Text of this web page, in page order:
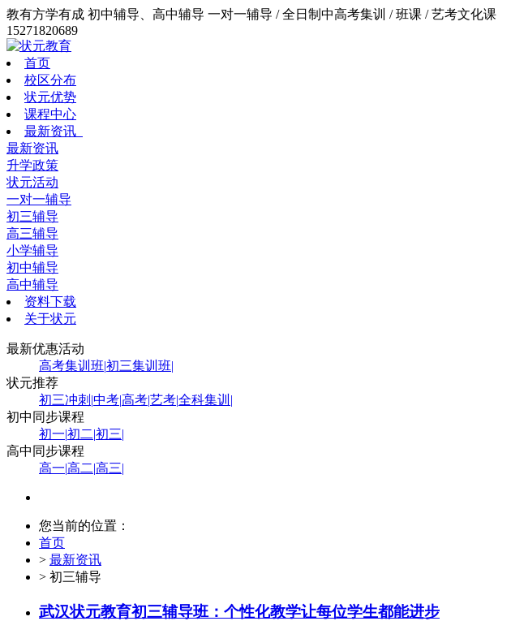
教有方学有成 初中辅导、高中辅导 一对一辅导 / 全日制中高考集训 / 班课 / 艺考文化课
15271820689
首页
校区分布
状元优势
课程中心
最新资讯
最新资讯
升学政策
状元活动
一对一辅导
初三辅导
高三辅导
小学辅导
初中辅导
高中辅导
资料下载
关于状元
最新优惠活动
高考集训班|初三集训班|
状元推荐
初三冲刺 |中考|高考|艺考|全科集训 |
初中同步课程
初一|初二|初三|
高中同步课程
高一|高二|高三|
您当前的位置：
首页
> 最新资讯
> 初三辅导
武汉状元教育初三辅导班：个性化教学让每位学生都能进步